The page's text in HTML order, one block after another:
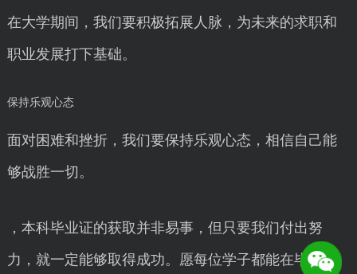
在大学期间，我们要积极拓展人脉，为未来的求职和
职业发展打下基础。
保持乐观心态
面对困难和挫折，我们要保持乐观心态，相信自己能
够战胜一切。
，本科毕业证的获取并非易事，但只要我们付出努
力，就一定能够取得成功。愿每位学子都能在毕业之